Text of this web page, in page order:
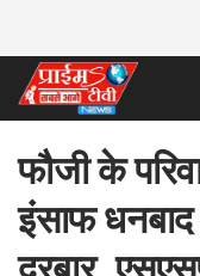
फौजी के
इंसाफ